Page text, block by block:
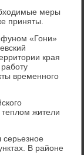
меры
приняты.
«Гони»
края
временного
теплοм жители
В районе